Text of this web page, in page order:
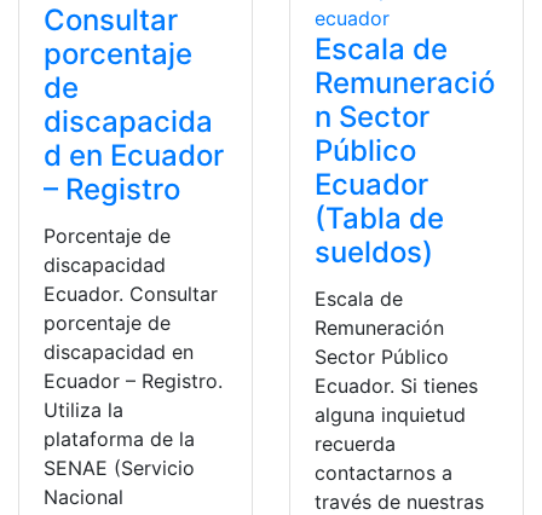
Consultar
porcentaje
de
discapacida
d en Ecuador
– Registro
Porcentaje de
discapacidad
Ecuador. Consultar
porcentaje de
discapacidad en
Ecuador – Registro.
Utiliza la
plataforma de la
SENAE (Servicio
Nacional
Escala de
Remuneració
n Sector
Público
Ecuador
(Tabla de
sueldos)
Escala de
Remuneración
Sector Público
Ecuador. Si tienes
alguna inquietud
recuerda
contactarnos a
través de nuestras